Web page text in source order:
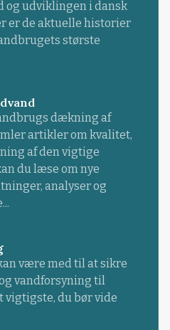
udviklingen i dansk
er de aktuelle historier
største
dækning af
artikler om kvalitet,
af den vigtige
du læse om nye
analyser og
være med til at sikre
vandforsyning til
vigtigste, du bør vide